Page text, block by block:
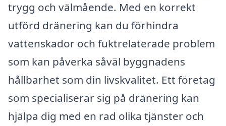
trygg och välmående. Med en korrekt
utförd dränering kan du förhindra
vattenskador och fuktrelaterade problem
som kan påverka såväl byggnadens
hållbarhet som din livskvalitet. Ett företag
som specialiserar sig på dränering kan
hjälpa dig med en rad olika tjänster och